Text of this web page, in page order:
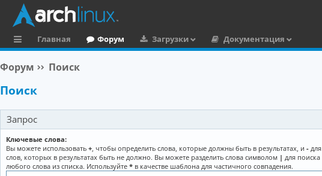
ы
л
к
и
Главная Форум Загрузки Документация
Форум Поиск
Поиск
Запрос
Ключевые слова:
Вы можете использовать +, чтобы определить слова, которые должны быть в результатах, и - для
слов, которых в результатах быть не должно. Вы можете разделить слова символом | для поиска
любого слова из списка. Используйте * в качестве шаблона для частичного совпадения.